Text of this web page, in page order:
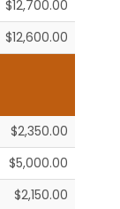
$12,700.00
$12,600.00
$2,350.00
$5,000.00
$2,150.00